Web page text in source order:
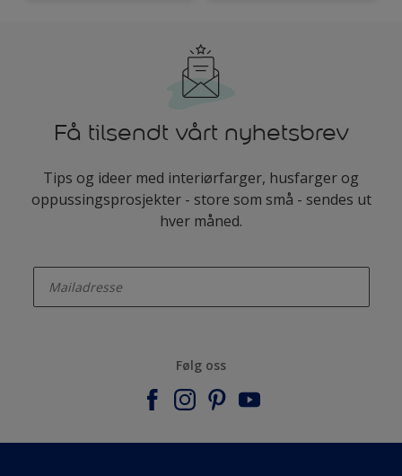
Få tilsendt vårt nyhetsbrev
Tips og ideer med interiørfarger, husfarger og
oppussingsprosjekter - store som små - sendes ut
hver måned.
Følg oss